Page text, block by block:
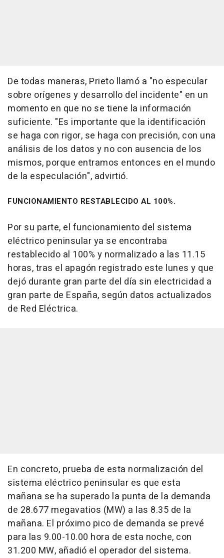
De todas maneras, Prieto llamó a "no especular
sobre orígenes y desarrollo del incidente" en un
momento en que no se tiene la información
suficiente. "Es importante que la identificación
se haga con rigor, se haga con precisión, con una
análisis de los datos y no con ausencia de los
mismos, porque entramos entonces en el mundo
de la especulación", advirtió.
FUNCIONAMIENTO RESTABLECIDO AL 100%.
Por su parte, el funcionamiento del sistema
eléctrico peninsular ya se encontraba
restablecido al 100% y normalizado a las 11.15
horas, tras el apagón registrado este lunes y que
dejó durante gran parte del día sin electricidad a
gran parte de España, según datos actualizados
de Red Eléctrica.
En concreto, prueba de esta normalización del
sistema eléctrico peninsular es que esta
mañana se ha superado la punta de la demanda
de 28.677 megavatios (MW) a las 8.35 de la
mañana. El próximo pico de demanda se prevé
para las 9.00-10.00 hora de esta noche, con
31.200 MW, añadió el operador del sistema.